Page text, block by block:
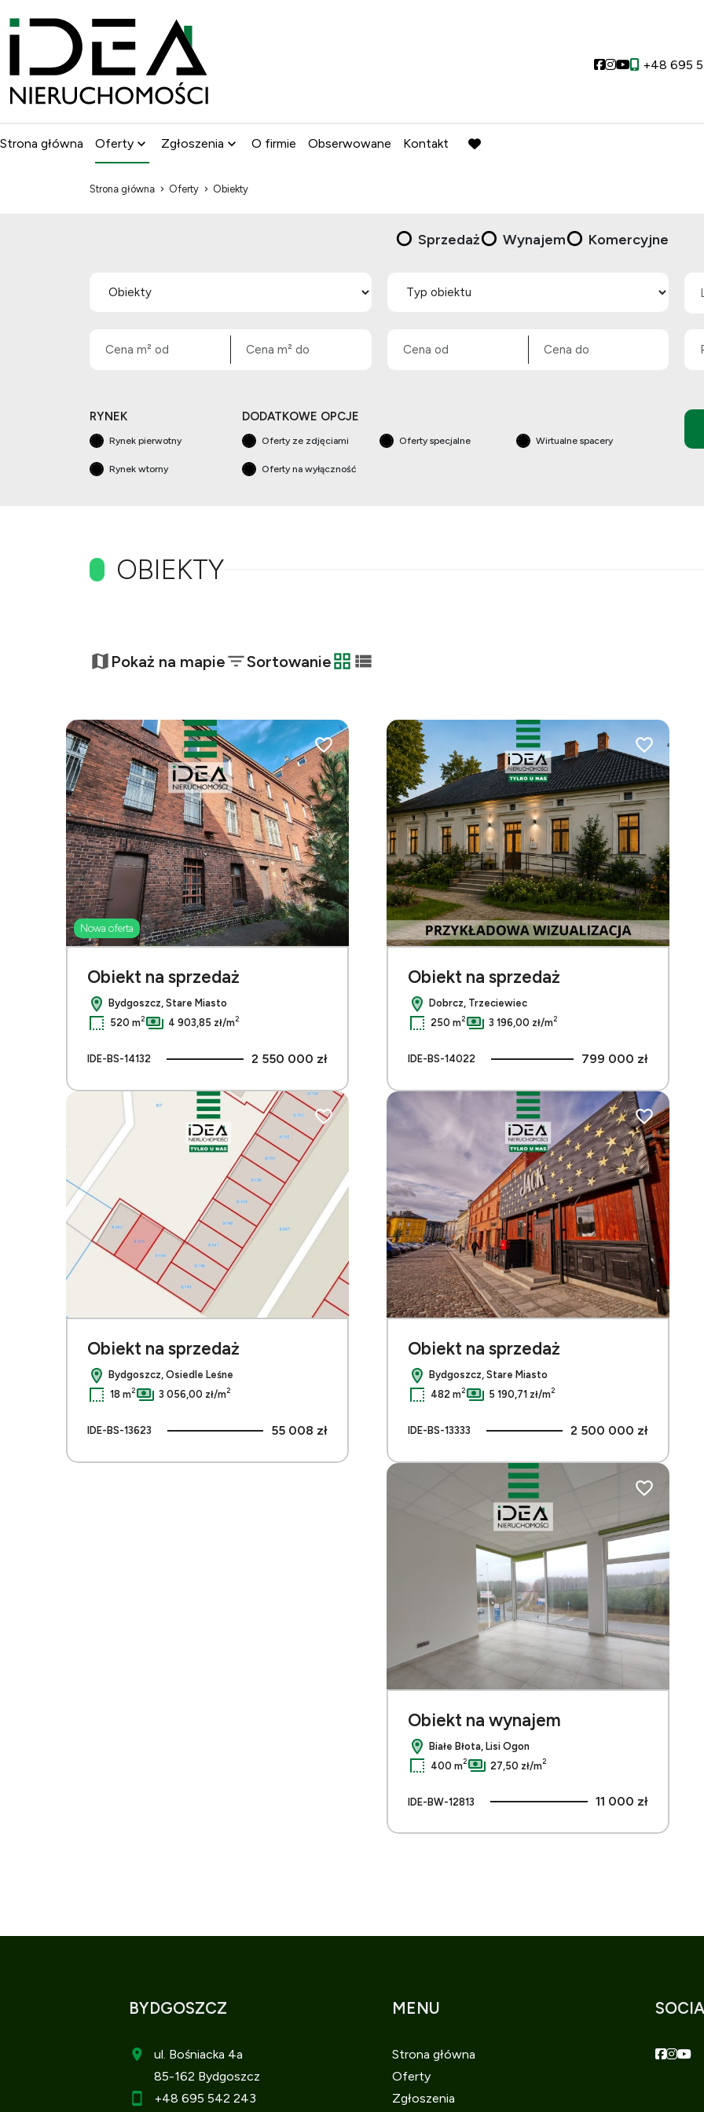
Social link
Social link
Social link
+48 695
Strona główna Oferty Zgłoszenia O firmie Obserwowane Kontakt
favorite
Strona główna Oferty Obiekty
Sprzedaż Wynajem Komercyjne
RYNEK
Rynek pierwotny
Rynek wtorny
DODATKOWE OPCJE
Oferty ze zdjęciami Oferty specjalne Wirtualne spacery
Oferty na wyłączność
OBIEKTY
−Pokaż na mapie Sortowanie
tabela
Nowa oferta
Dodaj do ulubionych
Obiekt na sprzedaż
Bydgoszcz, Stare Miasto
520 m2 4 903,85 zł/m2
IDE-BS-14132 2 550 000 zł
Dodaj do
Obiekt na sprzedaż
Dobrcz, Trzeciewiec
250 m2 3 196,00 zł/m2
IDE-BS-14022 799 000 zł
Dodaj do ulubionych
Obiekt na sprzedaż
Bydgoszcz, Osiedle Leśne
18 m2 3 056,00 zł/m2
IDE-BS-13623 55 008 zł
Dodaj do
Obiekt na sprzedaż
Bydgoszcz, Stare Miasto
482 m2 5 190,71 zł/m2
IDE-BS-13333 2 500 000 zł
Dodaj do
Obiekt na wynajem
Białe Błota, Lisi Ogon
400 m2 27,50 zł/m2
IDE-BW-12813 11 000 zł
BYDGOSZCZ
ul. Bośniacka 4a
85-162 Bydgoszcz
+48 695 542 243
MENU
Strona główna
Oferty
Zgłoszenia
Facebook